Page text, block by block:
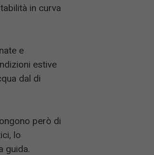
in curva
e
estive
dal di
però di
lo
guida.